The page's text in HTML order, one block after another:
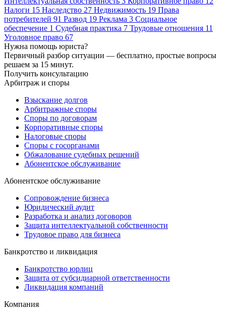
Налоги 15 Наследство 27 Недвижимость 19 Права
потребителей 91 Развод 19 Реклама 3 Социальное
обеспечение 1 Судебная практика 7 Трудовые отношения 11
Уголовное право 67
Нужна помощь юриста?
Первичный разбор ситуации — бесплатно, простые вопросы
решаем за 15 минут.
Получить консультацию
Арбитраж и споры
Взыскание долгов
Арбитражные споры
Споры по договорам
Корпоративные споры
Налоговые споры
Споры с госорганами
Обжалование судебных решений
Абонентское обслуживание
Абонентское обслуживание
Сопровождение бизнеса
Юридический аудит
Разработка и анализ договоров
Защита интеллектуальной собственности
Трудовое право для бизнеса
Банкротство и ликвидация
Банкротство юрлиц
Защита от субсидиарной ответственности
Ликвидация компаний
Компания